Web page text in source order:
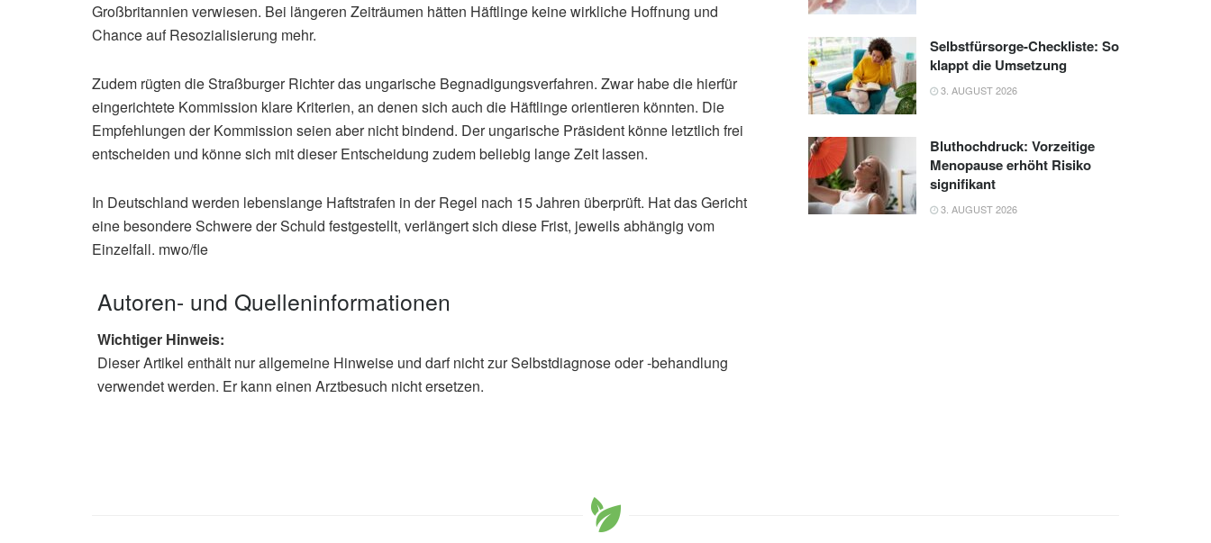
Großbritannien verwiesen. Bei längeren Zeiträumen hätten Häftlinge keine wirkliche Hoffnung und
Chance auf Resozialisierung mehr.
Zudem rügten die Straßburger Richter das ungarische Begnadigungsverfahren. Zwar habe die hierfür
eingerichtete Kommission klare Kriterien, an denen sich auch die Häftlinge orientieren könnten. Die
Empfehlungen der Kommission seien aber nicht bindend. Der ungarische Präsident könne letztlich frei
entscheiden und könne sich mit dieser Entscheidung zudem beliebig lange Zeit lassen.
In Deutschland werden lebenslange Haftstrafen in der Regel nach 15 Jahren überprüft. Hat das Gericht
eine besondere Schwere der Schuld festgestellt, verlängert sich diese Frist, jeweils abhängig vom
Einzelfall. mwo/fle
Autoren- und Quelleninformationen
Wichtiger Hinweis:
Dieser Artikel enthält nur allgemeine Hinweise und darf nicht zur Selbstdiagnose oder -behandlung
verwendet werden. Er kann einen Arztbesuch nicht ersetzen.
Selbstfürsorge-Checkliste: So
klappt die Umsetzung
3. AUGUST 2026
Bluthochdruck: Vorzeitige
Menopause erhöht Risiko
signifikant
3. AUGUST 2026